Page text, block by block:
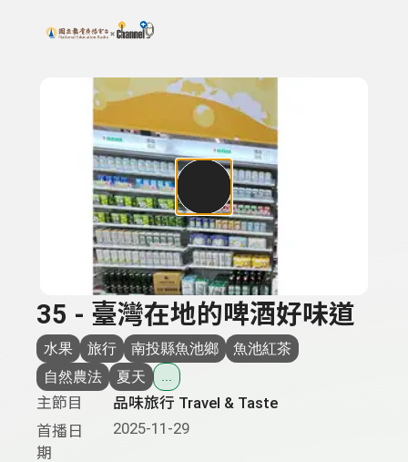
上方功能區塊
搜尋關鍵字：可輸入節目名稱、主持人或關鍵字
35 - 臺灣在地的啤酒好味道
水果 旅行 南投縣魚池鄉
魚池紅茶
自然農法
夏天
主節目
品味旅行 Travel & Taste
首播日
期
2025-11-29